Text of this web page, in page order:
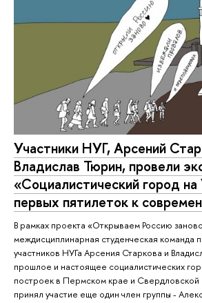
Участники НУГ, Арсений
Владислав Тюрин, провели
«Социалистический город
первых пятилеток к
В рамках проекта «Открываем Россию
междисциплинарная студенческая команда
участников НУГа Арсения Старкова и
прошлое и настоящее социалистических
построек в Пермском крае и Свердловской
принял участие еще один член группы -